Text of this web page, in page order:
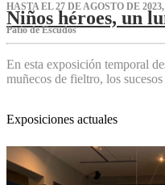
HASTA EL 27 DE AGOSTO DE
Niños héroes, un
Patio de Escudos
En esta exposición temporal
muñecos de fieltro, los
Exposiciones actuales